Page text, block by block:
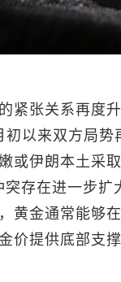
紧张关系再度
以来双方局
或伊朗本土采
存在进一步
黄金通常能够
价提供底部支